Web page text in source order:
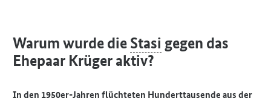
Warum wurde dieStasi gegen das
Ehepaar Krüger aktiv?
In den 1950er-Jahren flüchteten Hunderttausende aus der